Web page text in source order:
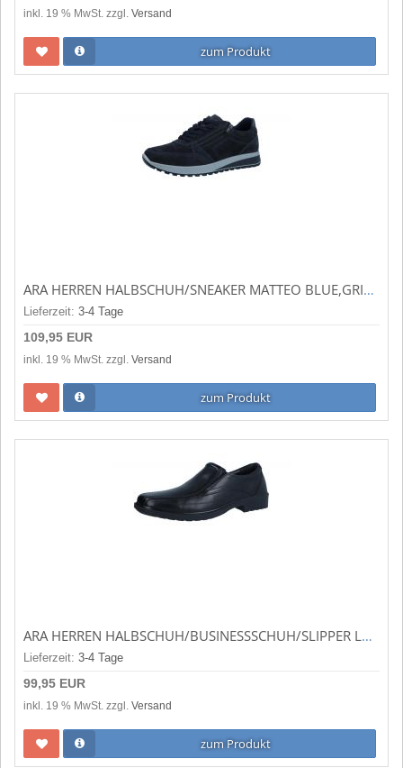
inkl. 19 % MwSt. zzgl. Versand
zum Produkt
ARA HERREN HALBSCHUH/SNEAKER MATTEO BLUE,GRIG.SCURO (BLAU) 11-34553-22
Lieferzeit: 3-4 Tage
109,95 EUR
inkl. 19 % MwSt. zzgl. Versand
zum Produkt
ARA HERREN HALBSCHUH/BUSINESSSCHUH/SLIPPER LARGO BLACK (SCHWARZ) 11-38802-01
Lieferzeit: 3-4 Tage
99,95 EUR
inkl. 19 % MwSt. zzgl. Versand
zum Produkt